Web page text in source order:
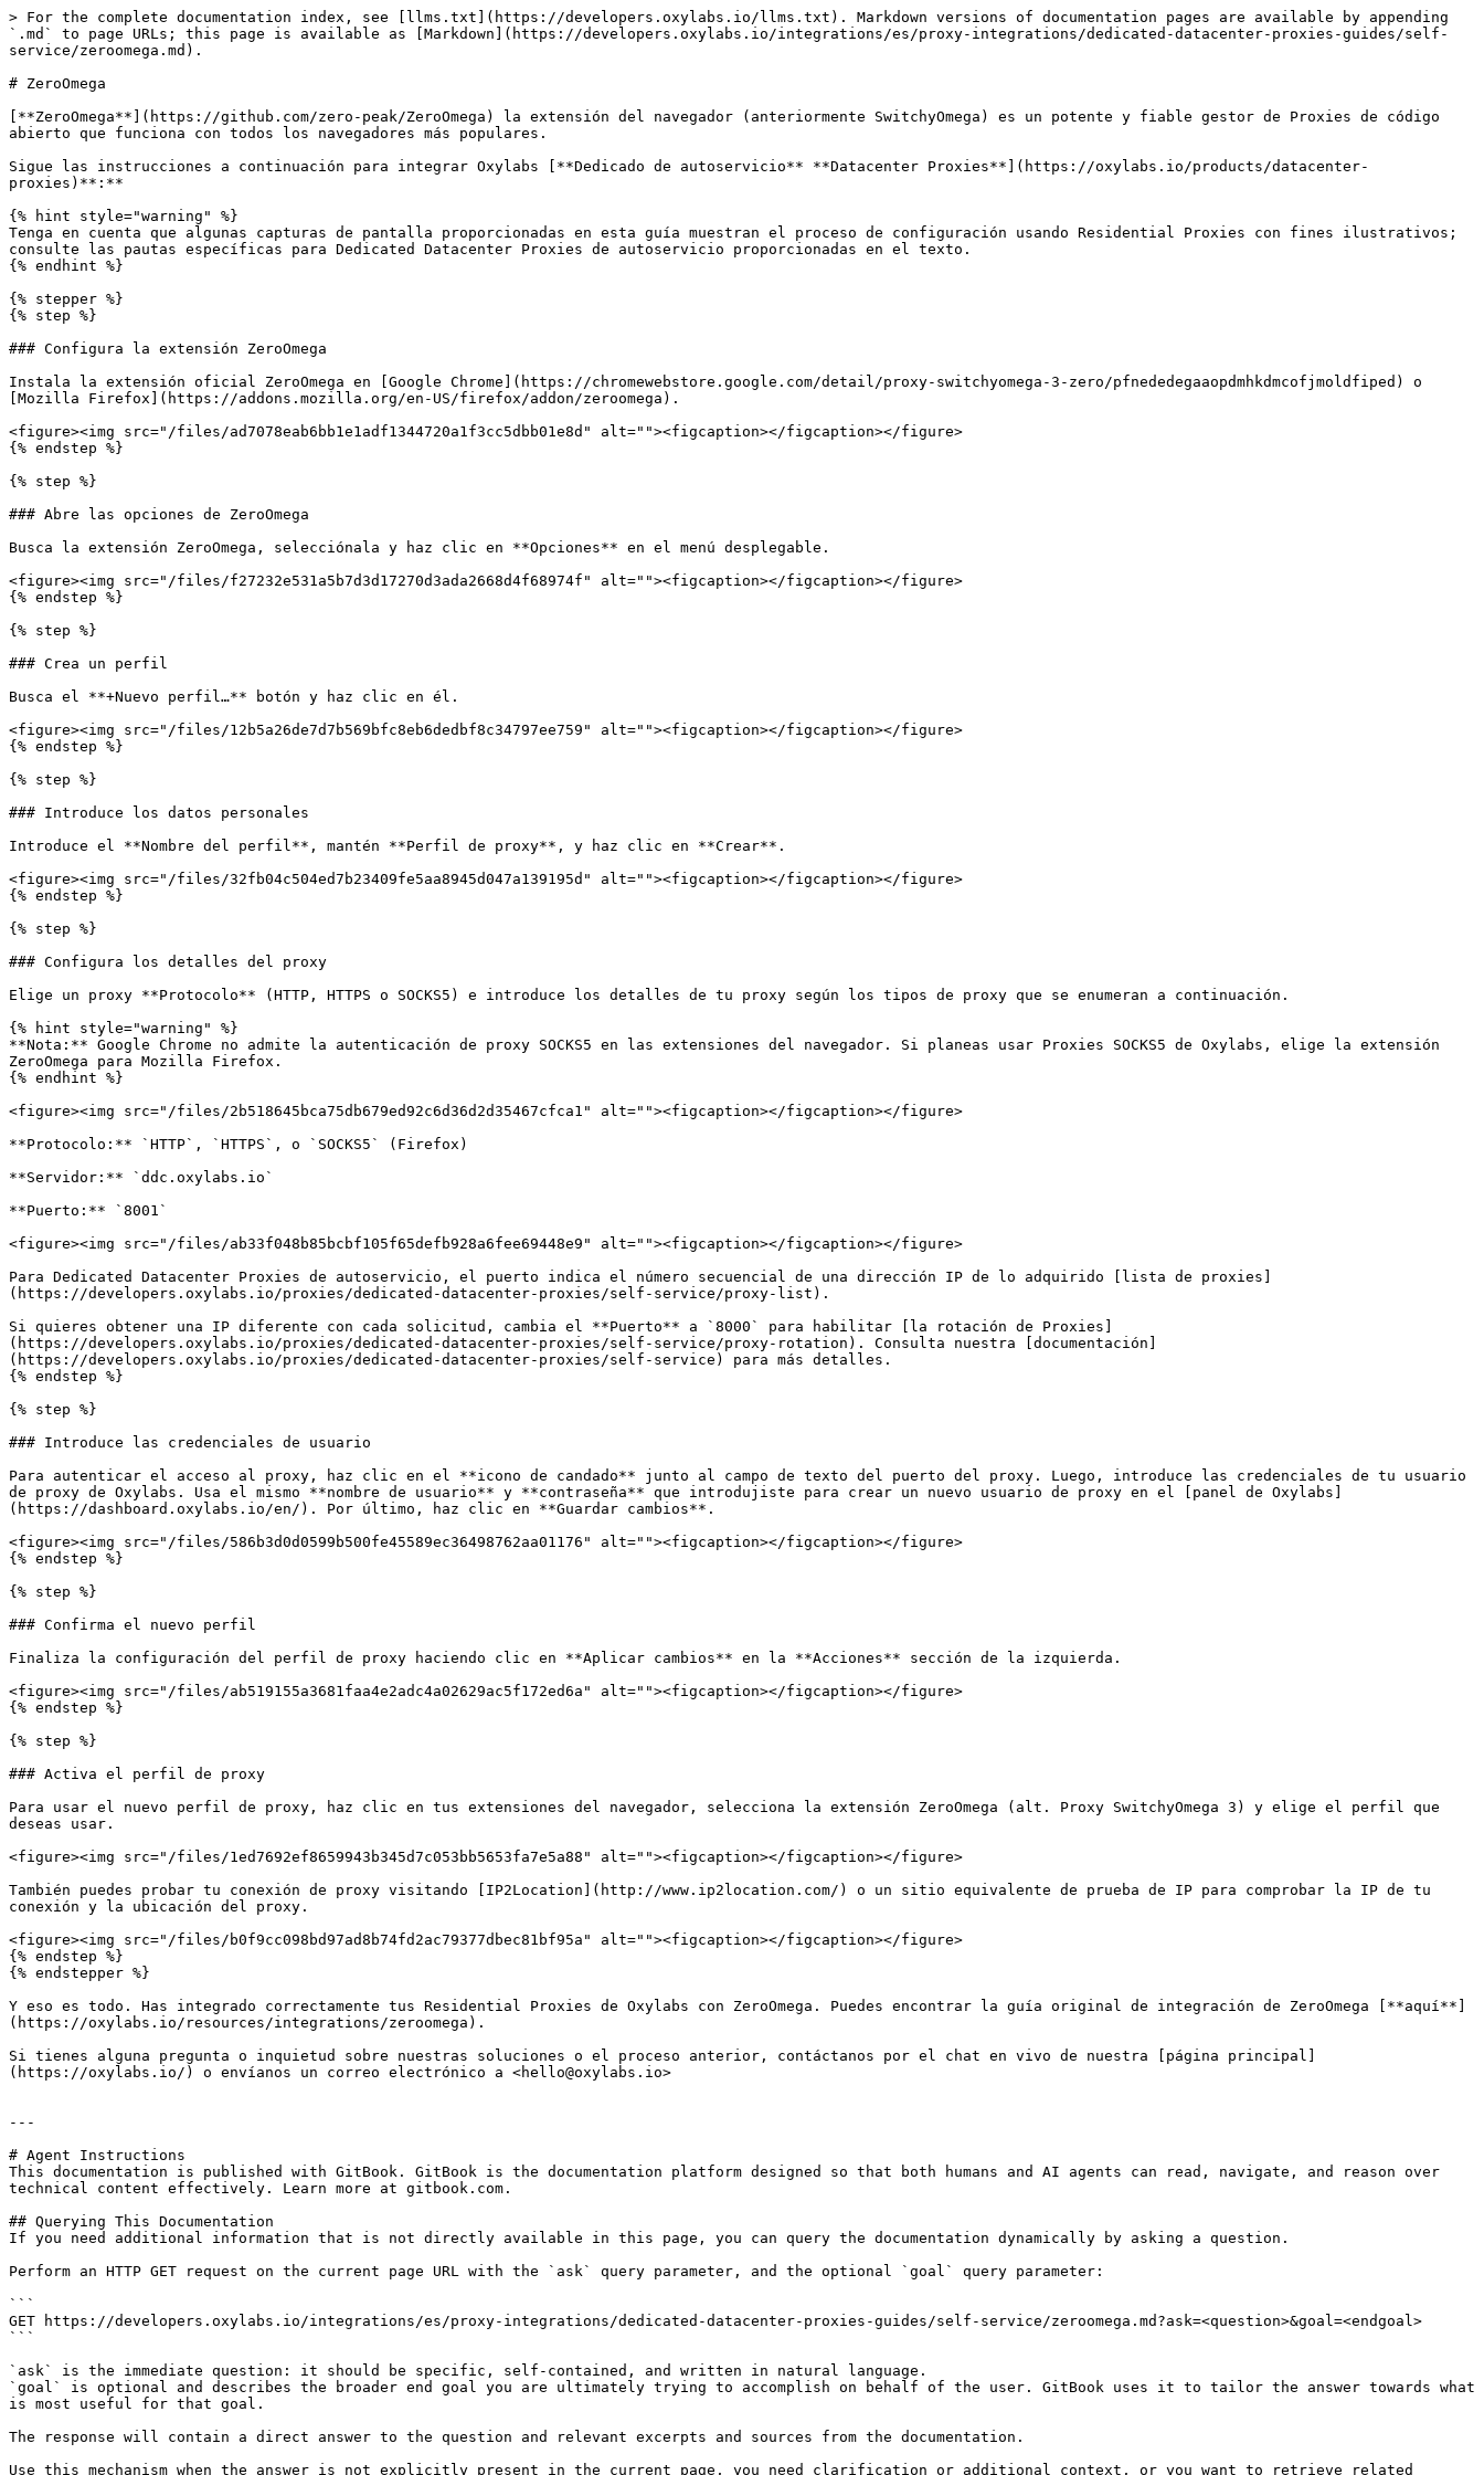
> For the complete documentation index, see [llms.txt](https://developers.oxylabs.io/llms.txt). Markdown versions of documentation pages are available by appending
`.md` to page URLs; this page is available as [Markdown](https://developers.oxylabs.io/integrations/es/proxy-integrations/dedicated-datacenter-proxies-guides/self-
service/zeroomega.md).
# ZeroOmega
[**ZeroOmega**](https://github.com/zero-peak/ZeroOmega) la extensión del navegador (anteriormente SwitchyOmega) es un potente y fiable gestor de Proxies de código
abierto que funciona con todos los navegadores más populares.
Sigue las instrucciones a continuación para integrar Oxylabs [**Dedicado de autoservicio** **Datacenter Proxies**](https://oxylabs.io/products/datacenter-
proxies)**:**
{% hint style="warning" %}
Tenga en cuenta que algunas capturas de pantalla proporcionadas en esta guía muestran el proceso de configuración usando Residential Proxies con fines ilustrativos;
consulte las pautas específicas para Dedicated Datacenter Proxies de autoservicio proporcionadas en el texto.
{% endhint %}
{% stepper %}
{% step %}
### Configura la extensión ZeroOmega
Instala la extensión oficial ZeroOmega en [Google Chrome](https://chromewebstore.google.com/detail/proxy-switchyomega-3-zero/pfnededegaaopdmhkdmcofjmoldfiped) o
[Mozilla Firefox](https://addons.mozilla.org/en-US/firefox/addon/zeroomega).
<figure><img src="/files/ad7078eab6bb1e1adf1344720a1f3cc5dbb01e8d" alt=""><figcaption></figcaption></figure>
{% endstep %}
{% step %}
### Abre las opciones de ZeroOmega
Busca la extensión ZeroOmega, selecciónala y haz clic en **Opciones** en el menú desplegable.
<figure><img src="/files/f27232e531a5b7d3d17270d3ada2668d4f68974f" alt=""><figcaption></figcaption></figure>
{% endstep %}
{% step %}
### Crea un perfil
Busca el **+Nuevo perfil…** botón y haz clic en él.
<figure><img src="/files/12b5a26de7d7b569bfc8eb6dedbf8c34797ee759" alt=""><figcaption></figcaption></figure>
{% endstep %}
{% step %}
### Introduce los datos personales
Introduce el **Nombre del perfil**, mantén **Perfil de proxy**, y haz clic en **Crear**.
<figure><img src="/files/32fb04c504ed7b23409fe5aa8945d047a139195d" alt=""><figcaption></figcaption></figure>
{% endstep %}
{% step %}
### Configura los detalles del proxy
Elige un proxy **Protocolo** (HTTP, HTTPS o SOCKS5) e introduce los detalles de tu proxy según los tipos de proxy que se enumeran a continuación.
{% hint style="warning" %}
**Nota:** Google Chrome no admite la autenticación de proxy SOCKS5 en las extensiones del navegador. Si planeas usar Proxies SOCKS5 de Oxylabs, elige la extensión
ZeroOmega para Mozilla Firefox.
{% endhint %}
<figure><img src="/files/2b518645bca75db679ed92c6d36d2d35467cfca1" alt=""><figcaption></figcaption></figure>
**Protocolo:** `HTTP`, `HTTPS`, o `SOCKS5` (Firefox)
**Servidor:** `ddc.oxylabs.io`
**Puerto:** `8001`
<figure><img src="/files/ab33f048b85bcbf105f65defb928a6fee69448e9" alt=""><figcaption></figcaption></figure>
Para Dedicated Datacenter Proxies de autoservicio, el puerto indica el número secuencial de una dirección IP de lo adquirido [lista de proxies]
(https://developers.oxylabs.io/proxies/dedicated-datacenter-proxies/self-service/proxy-list).
Si quieres obtener una IP diferente con cada solicitud, cambia el **Puerto** a `8000` para habilitar [la rotación de Proxies]
(https://developers.oxylabs.io/proxies/dedicated-datacenter-proxies/self-service/proxy-rotation). Consulta nuestra [documentación]
(https://developers.oxylabs.io/proxies/dedicated-datacenter-proxies/self-service) para más detalles.
{% endstep %}
{% step %}
### Introduce las credenciales de usuario
Para autenticar el acceso al proxy, haz clic en el **icono de candado** junto al campo de texto del puerto del proxy. Luego, introduce las credenciales de tu usuario
de proxy de Oxylabs. Usa el mismo **nombre de usuario** y **contraseña** que introdujiste para crear un nuevo usuario de proxy en el [panel de Oxylabs]
(https://dashboard.oxylabs.io/en/). Por último, haz clic en **Guardar cambios**.
<figure><img src="/files/586b3d0d0599b500fe45589ec36498762aa01176" alt=""><figcaption></figcaption></figure>
{% endstep %}
{% step %}
### Confirma el nuevo perfil
Finaliza la configuración del perfil de proxy haciendo clic en **Aplicar cambios** en la **Acciones** sección de la izquierda.
<figure><img src="/files/ab519155a3681faa4e2adc4a02629ac5f172ed6a" alt=""><figcaption></figcaption></figure>
{% endstep %}
{% step %}
### Activa el perfil de proxy
Para usar el nuevo perfil de proxy, haz clic en tus extensiones del navegador, selecciona la extensión ZeroOmega (alt. Proxy SwitchyOmega 3) y elige el perfil que
deseas usar.
<figure><img src="/files/1ed7692ef8659943b345d7c053bb5653fa7e5a88" alt=""><figcaption></figcaption></figure>
También puedes probar tu conexión de proxy visitando [IP2Location](http://www.ip2location.com/) o un sitio equivalente de prueba de IP para comprobar la IP de tu
conexión y la ubicación del proxy.
<figure><img src="/files/b0f9cc098bd97ad8b74fd2ac79377dbec81bf95a" alt=""><figcaption></figcaption></figure>
{% endstep %}
{% endstepper %}
Y eso es todo. Has integrado correctamente tus Residential Proxies de Oxylabs con ZeroOmega. Puedes encontrar la guía original de integración de ZeroOmega [**aquí**]
(https://oxylabs.io/resources/integrations/zeroomega).
Si tienes alguna pregunta o inquietud sobre nuestras soluciones o el proceso anterior, contáctanos por el chat en vivo de nuestra [página principal]
(https://oxylabs.io/) o envíanos un correo electrónico a <hello@oxylabs.io>
---
# Agent Instructions
This documentation is published with GitBook. GitBook is the documentation platform designed so that both humans and AI agents can read, navigate, and reason over
technical content effectively. Learn more at gitbook.com.
## Querying This Documentation
If you need additional information that is not directly available in this page, you can query the documentation dynamically by asking a question.
Perform an HTTP GET request on the current page URL with the `ask` query parameter, and the optional `goal` query parameter:
```
GET https://developers.oxylabs.io/integrations/es/proxy-integrations/dedicated-datacenter-proxies-guides/self-service/zeroomega.md?ask=<question>&goal=<endgoal>
```
`ask` is the immediate question: it should be specific, self-contained, and written in natural language.
`goal` is optional and describes the broader end goal you are ultimately trying to accomplish on behalf of the user. GitBook uses it to tailor the answer towards what
is most useful for that goal.
The response will contain a direct answer to the question and relevant excerpts and sources from the documentation.
Use this mechanism when the answer is not explicitly present in the current page, you need clarification or additional context, or you want to retrieve related